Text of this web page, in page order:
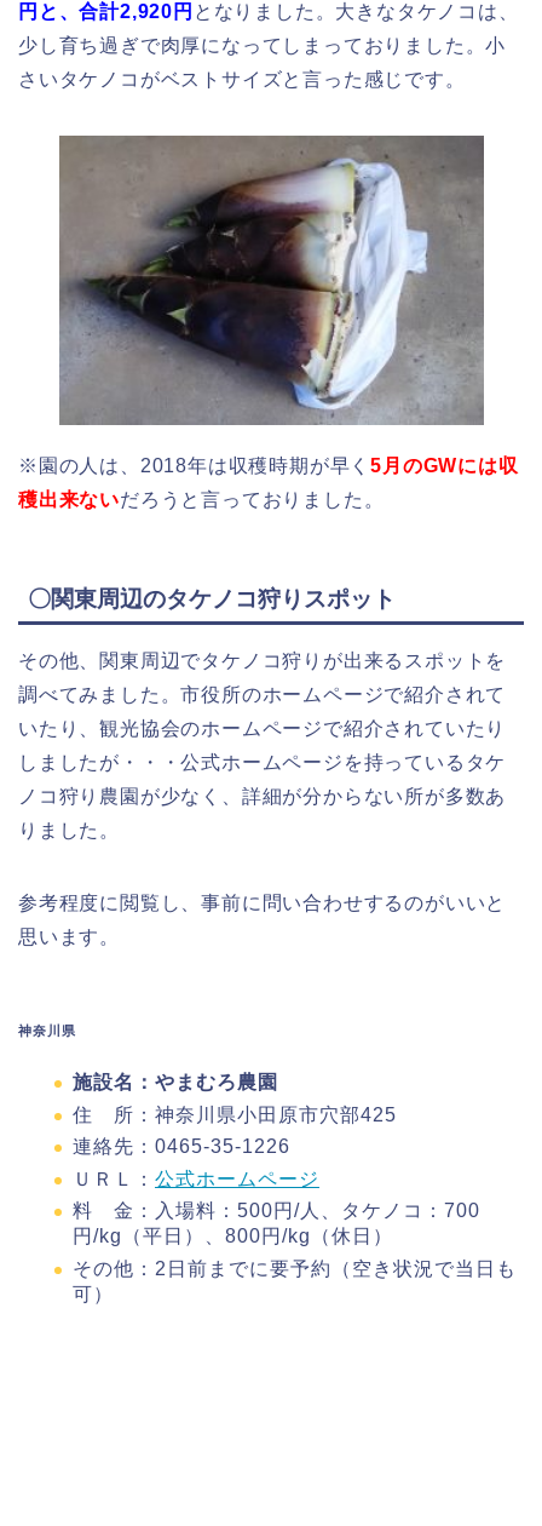
円と、合計2,920円 となりました。大きなタケノコは、
少し育ち過ぎで肉厚になってしまっておりました。小
さいタケノコがベストサイズと言った感じです。
※園の人は、2018年は収穫時期が早く5月のGWには収
穫出来ないだろうと言っておりました。
〇関東周辺のタケノコ狩りスポット
その他、関東周辺でタケノコ狩りが出来るスポットを
調べてみました。市役所のホームページで紹介されて
いたり、観光協会のホームページで紹介されていたり
しましたが・・・公式ホームページを持っているタケ
ノコ狩り農園が少なく、詳細が分からない所が多数あ
りました。
参考程度に閲覧し、事前に問い合わせするのがいいと
思います。
神奈川県
施設名：やまむろ農園
住 所：神奈川県小田原市穴部425
連絡先：0465-35-1226
ＵＲＬ： 公式ホームページ
料 金：入場料：500円/人、タケノコ：700
円/kg（平日）、800円/kg（休日）
その他：2日前までに要予約（空き状況で当日も
可）